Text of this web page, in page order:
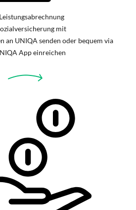
mit
an UNIQA senden oder bequem via
App einreichen